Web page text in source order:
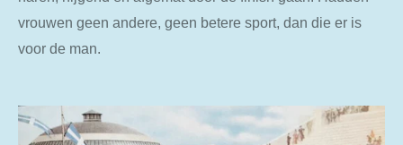
vrouwen geen andere, geen betere sport, dan die er is
voor de man.